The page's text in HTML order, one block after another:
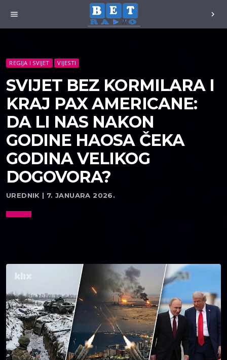
menu chevron_right
REGIJA I SVIJET VIJESTI
SVIJET BEZ KORMILARA I
KRAJ PAX AMERICANE:
DA LI NAS NAKON
GODINE HAOSA ČEKA
GODINA VELIKOG
DOGOVORA?
UREDNIK | 7. JANUARA 2026.